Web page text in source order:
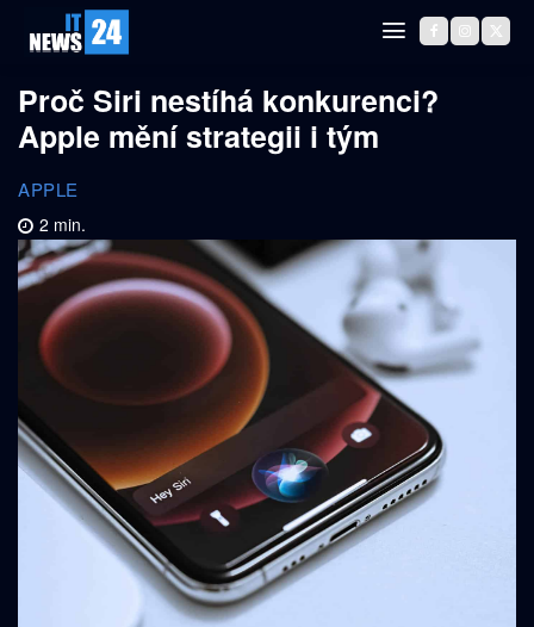
Proč Siri nestíhá konkurenci?
Apple mění strategii i tým
APPLE
2 min.